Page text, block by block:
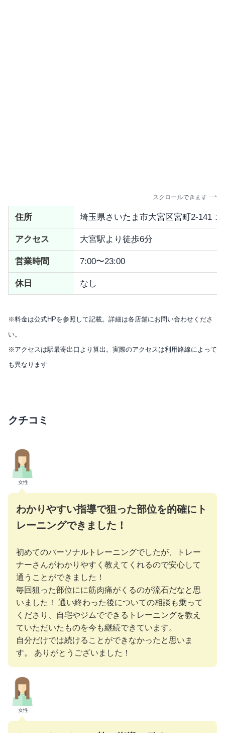
スクロールできます
住所 埼玉県さいたま市大宮区宮町2-141
アクセス 大宮駅より徒歩6分
営業時間 7:00〜23:00
休日 なし
※料金は公式HPを参照して記載。詳細は各店舗にお問い合わせくださ
い。
※アクセスは駅最寄出口より算出。実際のアクセスは利用路線によって
も異なります
クチコミ
女性
わかりやすい指導で狙った部位を的確にト
レーニングできました！
初めてのパーソナルトレーニングでしたが、トレー
ナーさんがわかりやすく教えてくれるので安心して
通うことができました！
毎回狙った部位にに筋肉痛がくるのが流石だなと思
いました！ 通い終わった後についての相談も乗って
くださり、自宅やジムでできるトレーニングを教え
ていただいたものを今も継続できています。
自分だけでは続けることができなかったと思いま
す。 ありがとうございました！
女性